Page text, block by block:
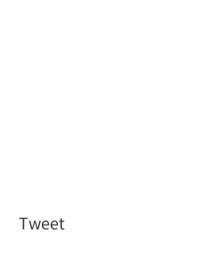
Tweet